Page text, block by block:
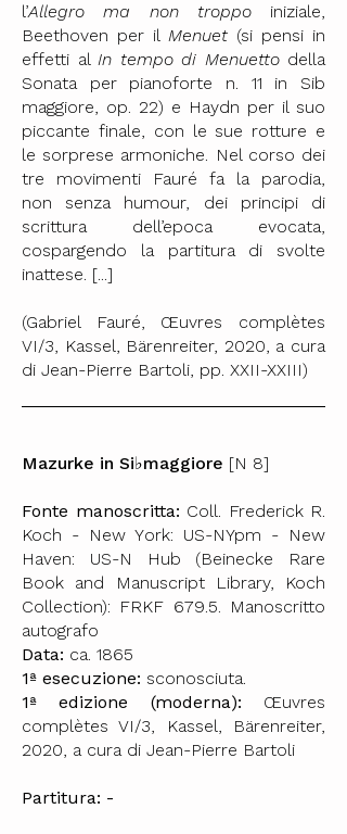
l’Allegro ma non troppoiniziale,
Beethoven per il Menuet (si pensi in
effetti al In tempo di Menuettodella
Sonata per pianoforte n. 11 in Sib
maggiore, op. 22) e Haydn per il suo
piccante finale, con le sue rotture e
le sorprese armoniche. Nel corso dei
tre movimenti Fauré fa la parodia,
non senza humour, dei principi di
scrittura dell’epoca evocata,
cospargendo la partitura di svolte
inattese. [...]
(Gabriel Fauré, Œuvres complètes
VI/3, Kassel, Bärenreiter, 2020, a cura
di Jean-Pierre Bartoli, pp. XXII-XXIII)
Mazurke in Si♭maggiore [N 8]
Fonte manoscritta: Coll. Frederick R.
Koch - New York: US-NYpm - New
Haven: US-N Hub (Beinecke Rare
Book and Manuscript Library, Koch
Collection): FRKF 679.5. Manoscritto
autografo
Data: ca. 1865
1ª esecuzione: sconosciuta.
1ª edizione (moderna): Œuvres
complètes VI/3, Kassel, Bärenreiter,
2020, a cura di Jean-Pierre Bartoli
Partitura: -